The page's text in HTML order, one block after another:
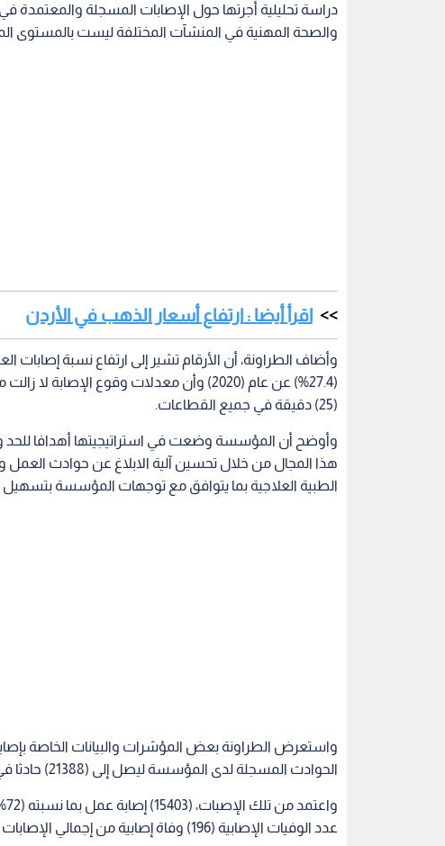
والصحة المهنية في المنشآت المختلفة ليست بالمستوى
اقرأ أيضا : ارتفاع أسعار الذهب في الأردن
(27.4%) عن عام (2020) وأن معدلات وقوع
(25) دقيقة في جميع القطاعات.
وأوضح أن المؤسسة وضعت في استراتيجيتها أهدافا للحد
هذا المجال من خلال تحسين آلية الابلاغ عن حوادث
الطبية العلاجية بما يتوافق مع توجهات المؤسسة
الحوادث المسجلة لدى المؤسسة ليصل إلى (21388) حادثا في مختلف القطاعات.
عدد الوفيات الإصابية (196) وفاة إصابية من إجمالي الإصابات المعتمدة.